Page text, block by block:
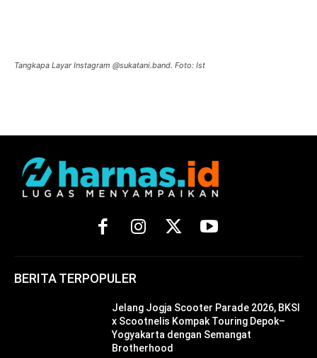
Tangkapa Layar Instagram @sukatani.band. Foto: Ist
BERITA TERPOPULER
Jelang Jogja Scooter Parade 2026, BKSI
x Scootnelis Kompak Touring Depok–
Yogyakarta dengan Semangat
Brotherhood